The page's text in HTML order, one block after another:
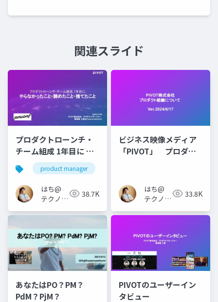
関連スライド
プロダクトローンチ・
チーム組成 1年目に や
らなかったこと・諦め
たこと・捨てたこと
product manager
はち@
テクノロ
ィア
「Newbee」
38.7K
ビジネス映像メディア
「PIVOT」 プロダク
はち@
テクノロ
ィア
33.8K
あなたはPO？PM？
PdM？PjM？
PIVOTのユーザーイン
タビュー